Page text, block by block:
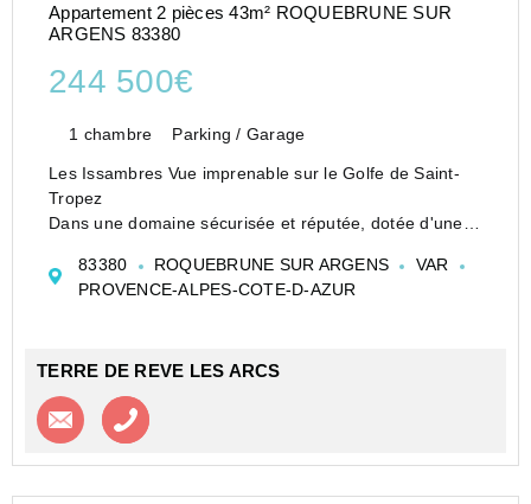
Appartement 2 pièces 43m² ROQUEBRUNE SUR
ARGENS 83380
244 500€
1 chambre Parking / Garage
Les Issambres Vue imprenable sur le Golfe de Saint-
Tropez
Dans une domaine sécurisée et réputée, dotée d'une
boulodrome, city, jeux parc pour enfant,etc..
Venez découvrir ce charmant appartemen...
83380 ROQUEBRUNE SUR ARGENS
VAR
PROVENCE-ALPES-COTE-D-AZUR
TERRE DE REVE LES ARCS
Contacter l'agence